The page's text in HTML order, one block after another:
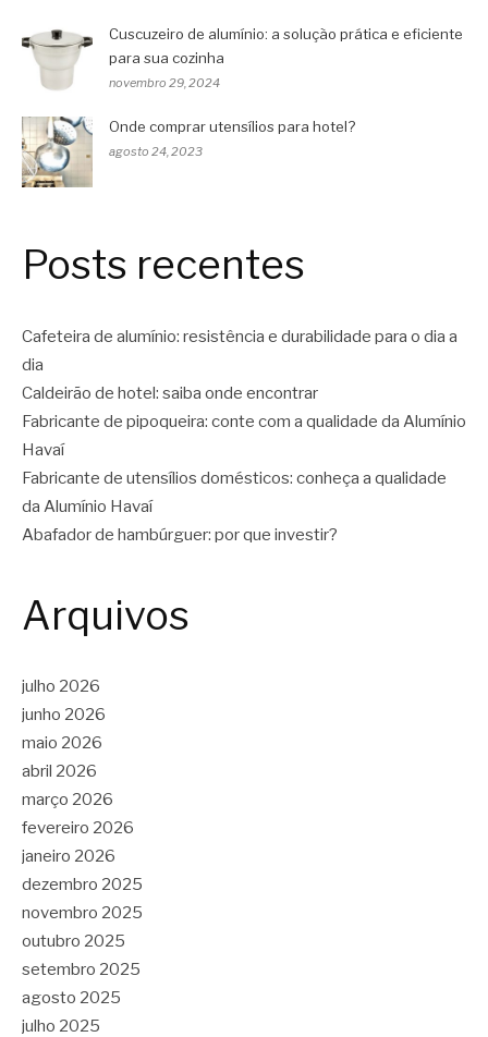
Cuscuzeiro de alumínio: a solução prática e eficiente
para sua cozinha
novembro 29, 2024
Onde comprar utensílios para hotel?
agosto 24, 2023
Posts recentes
Cafeteira de alumínio: resistência e durabilidade para o dia a
dia
Caldeirão de hotel: saiba onde encontrar
Fabricante de pipoqueira: conte com a qualidade da Alumínio
Havaí
Fabricante de utensílios domésticos: conheça a qualidade
da Alumínio Havaí
Abafador de hambúrguer: por que investir?
Arquivos
julho 2026
junho 2026
maio 2026
abril 2026
março 2026
fevereiro 2026
janeiro 2026
dezembro 2025
novembro 2025
outubro 2025
setembro 2025
agosto 2025
julho 2025